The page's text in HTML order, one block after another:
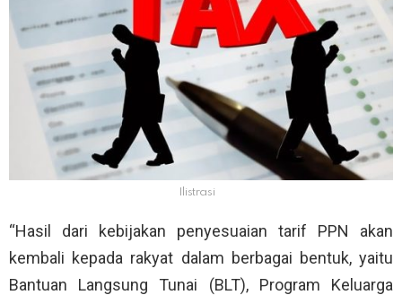
Ilistrasi
“Hasil dari kebijakan penyesuaian tarif PPN akan
kembali kepada rakyat dalam berbagai bentuk, yaitu
Bantuan Langsung Tunai (BLT), Program Keluarga